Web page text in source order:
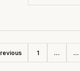
1 ... ...